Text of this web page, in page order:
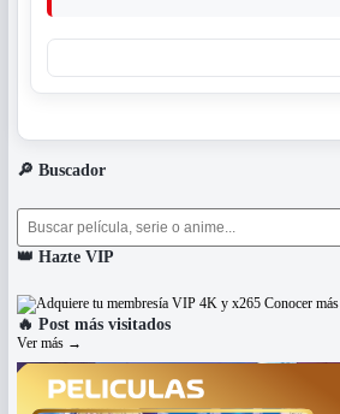
🔎 Buscador
👑 Hazte VIP
Conocer más
🔥 Post más visitados
Ver más →